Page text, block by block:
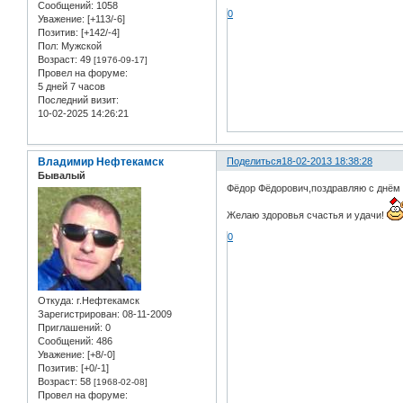
Сообщений: 1058
Уважение: [+113/-6]
Позитив: [+142/-4]
Пол: Мужской
Возраст: 49 [1976-09-17]
Провел на форуме:
5 дней 7 часов
Последний визит:
10-02-2025 14:26:21
0
Поделиться18-02-2013 18:38:28
Владимир Нефтекамск
Бывалый
Откуда: г.Нефтекамск
Зарегистрирован: 08-11-2009
Приглашений: 0
Сообщений: 486
Уважение: [+8/-0]
Позитив: [+0/-1]
Возраст: 58 [1968-02-08]
Провел на форуме:
Фёдор Фёдорович,поздравляю с днём
Желаю здоровья счастья и удачи!
0